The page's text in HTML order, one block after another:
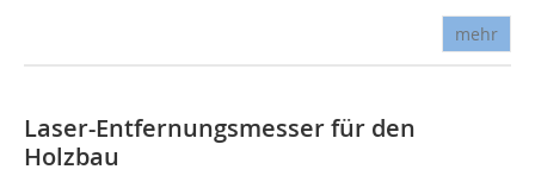
mehr
Laser-Entfernungsmesser für den
Holzbau